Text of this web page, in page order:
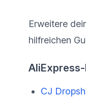
Erweitere
hilfreichen
CJ